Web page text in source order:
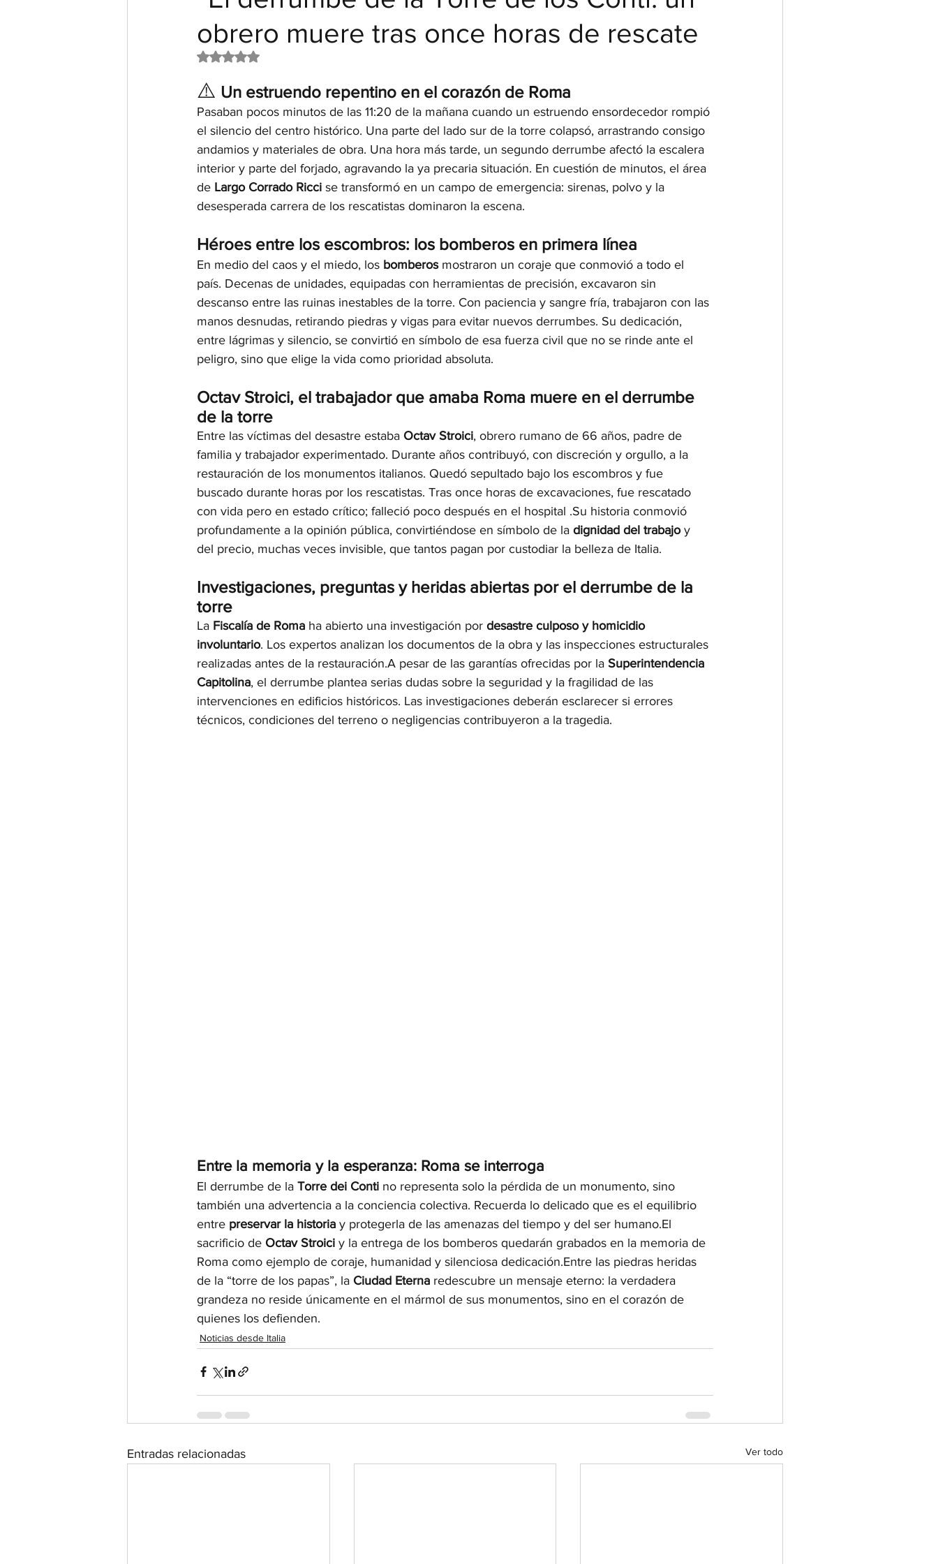
obrero muere tras once horas de rescate
Obtuvo NaN de 5 estrellas.
⚠️ Un estruendo repentino en el corazón de Roma
Pasaban pocos minutos de las 11:20 de la mañana cuando un estruendo ensordecedor rompió
el silencio del centro histórico. Una parte del lado sur de la torre colapsó, arrastrando consigo
andamios y materiales de obra. Una hora más tarde, un segundo derrumbe afectó la escalera
interior y parte del forjado, agravando la ya precaria situación. En cuestión de minutos, el área
de Largo Corrado Ricci se transformó en un campo de emergencia: sirenas, polvo y la
desesperada carrera de los rescatistas dominaron la escena.
Héroes entre los escombros: los bomberos en primera línea
En medio del caos y el miedo, los bomberos mostraron un coraje que conmovió a todo el
país. Decenas de unidades, equipadas con herramientas de precisión, excavaron sin
descanso entre las ruinas inestables de la torre. Con paciencia y sangre fría, trabajaron con las
manos desnudas, retirando piedras y vigas para evitar nuevos derrumbes. Su dedicación,
entre lágrimas y silencio, se convirtió en símbolo de esa fuerza civil que no se rinde ante el
peligro, sino que elige la vida como prioridad absoluta.
Octav Stroici, el trabajador que amaba Roma muere en el derrumbe
de la torre
Entre las víctimas del desastre estaba Octav Stroici, obrero rumano de 66 años, padre de
familia y trabajador experimentado. Durante años contribuyó, con discreción y orgullo, a la
restauración de los monumentos italianos. Quedó sepultado bajo los escombros y fue
buscado durante horas por los rescatistas. Tras once horas de excavaciones, fue rescatado
con vida pero en estado crítico; falleció poco después en el hospital .Su historia conmovió
profundamente a la opinión pública, convirtiéndose en símbolo de la dignidad del trabajo y
del precio, muchas veces invisible, que tantos pagan por custodiar la belleza de Italia.
Investigaciones, preguntas y heridas abiertas por el derrumbe de la
torre
La Fiscalía de Roma ha abierto una investigación por desastre culposo y homicidio
involuntario. Los expertos analizan los documentos de la obra y las inspecciones estructurales
realizadas antes de la restauración.A pesar de las garantías ofrecidas por la Superintendencia
Capitolina, el derrumbe plantea serias dudas sobre la seguridad y la fragilidad de las
intervenciones en edificios históricos. Las investigaciones deberán esclarecer si errores
técnicos, condiciones del terreno o negligencias contribuyeron a la tragedia.
Entre la memoria y la esperanza: Roma se interroga
El derrumbe de la Torre dei Conti no representa solo la pérdida de un monumento, sino
también una advertencia a la conciencia colectiva. Recuerda lo delicado que es el equilibrio
entre preservar la historia y protegerla de las amenazas del tiempo y del ser humano.El
sacrificio de Octav Stroici y la entrega de los bomberos quedarán grabados en la memoria de
Roma como ejemplo de coraje, humanidad y silenciosa dedicación.Entre las piedras heridas
de la “torre de los papas”, la Ciudad Eterna redescubre un mensaje eterno: la verdadera
grandeza no reside únicamente en el mármol de sus monumentos, sino en el corazón de
quienes los defienden.
Noticias desde Italia
Entradas relacionadas Ver todo